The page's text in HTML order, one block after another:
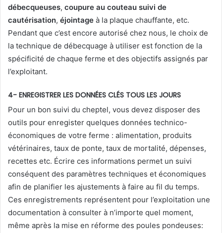
débecqueuses, coupure au couteau suivi de
cautérisation, éjointage à la plaque chauffante, etc.
Pendant que c’est encore autorisé chez nous, le choix de
la technique de débecquage à utiliser est fonction de la
spécificité de chaque ferme et des objectifs assignés par
l’exploitant.
4- ENREGISTRER LES DONNÉES CLÉS TOUS LES JOURS
Pour un bon suivi du cheptel, vous devez disposer des
outils pour enregister quelques données technico-
économiques de votre ferme : alimentation, produits
vétérinaires, taux de ponte, taux de mortalité, dépenses,
recettes etc. Écrire ces informations permet un suivi
conséquent des paramètres techniques et économiques
afin de planifier les ajustements à faire au fil du temps.
Ces enregistrements représentent pour l’exploitation une
documentation à consulter à n’importe quel moment,
même après la mise en réforme des poules pondeuses: